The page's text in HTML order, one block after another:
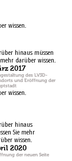
wissen.
hinaus
Sie mehr
wissen.
2020
der neuen Seite
wissen.
hinaus müssen
mehr darüber wissen.
2017
des LV3D-
und Eröffnung der